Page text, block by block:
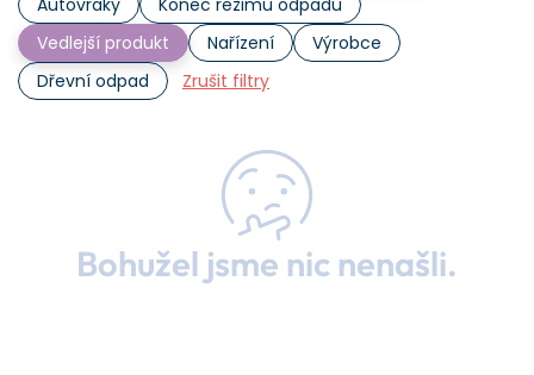
Vedlejší produkt
Nařízení
Výrobce
Dřevní odpad
Zrušit filtry
Bohužel jsme nic nenašli.